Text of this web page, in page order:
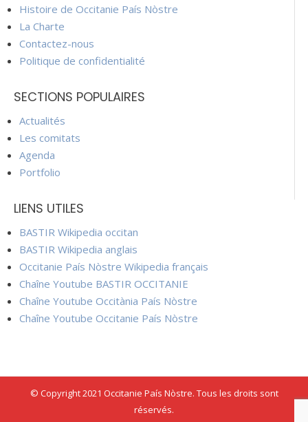
Histoire de Occitanie País Nòstre
La Charte
Contactez-nous
Politique de confidentialité
SECTIONS POPULAIRES
Actualités
Les comitats
Agenda
Portfolio
LIENS UTILES
BASTIR Wikipedia occitan
BASTIR Wikipedia anglais
Occitanie País Nòstre Wikipedia français
Chaîne Youtube BASTIR OCCITANIE
Chaîne Youtube Occitània País Nòstre
Chaîne Youtube Occitanie País Nòstre
© Copyright 2021 Occitanie País Nòstre. Tous les droits sont
réservés.